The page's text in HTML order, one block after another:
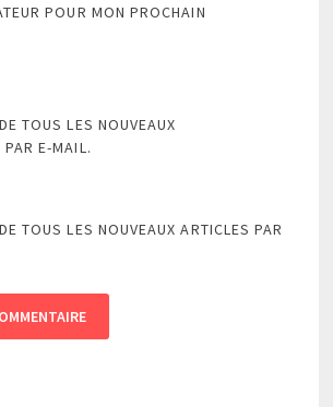
POUR MON PROCHAIN
TOUS LES NOUVEAUX
PAR E-MAIL.
TOUS LES NOUVEAUX ARTICLES PAR